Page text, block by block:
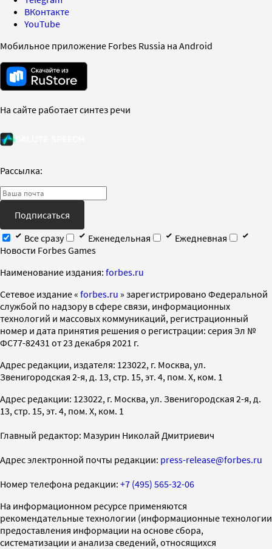
ВКонтакте
YouTube
Мобильное приложение Forbes Russia на Android
На сайте работает синтез речи
Рассылка:
Подписаться
Все сразу
Еженедельная
Ежедневная
Новости Forbes Games
Наименование издания: forbes.ru
Cетевое издание « forbes.ru » зарегистрировано Федеральной
службой по надзору в сфере связи, информационных
технологий и массовых коммуникаций, регистрационный
номер и дата принятия решения о регистрации: серия Эл №
ФС77-82431 от 23 декабря 2021 г.
Адрес редакции, издателя: 123022, г. Москва, ул.
Звенигородская 2-я, д. 13, стр. 15, эт. 4, пом. X, ком. 1
Адрес редакции: 123022, г. Москва, ул. Звенигородская 2-я, д.
13, стр. 15, эт. 4, пом. X, ком. 1
Главный редактор: Мазурин Николай Дмитриевич
Адрес электронной почты редакции: press-release@forbes.ru
Номер телефона редакции: +7 (495) 565-32-06
На информационном ресурсе применяются
рекомендательные технологии (информационные технологии
предоставления информации на основе сбора,
систематизации и анализа сведений, относящихся